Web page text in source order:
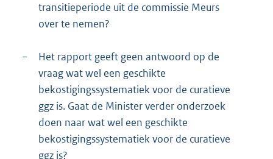
transitieperiode uit de commissie Meurs
over te nemen?
−
Het rapport geeft geen antwoord op de
vraag wat wel een geschikte
bekostigingssystematiek voor de curatieve
ggz is. Gaat de Minister verder onderzoek
doen naar wat wel een geschikte
bekostigingssystematiek voor de curatieve
ggz is?